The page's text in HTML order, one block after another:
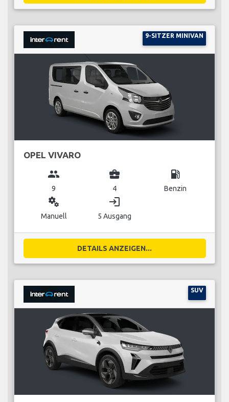
9-SITZER MINIVAN
OPEL VIVARO
group
9
business_center
4
local_gas_station
Benzin
miscellaneous_services
Manuell
login
5 Ausgang
DETAILS ANZEIGEN...
SUV